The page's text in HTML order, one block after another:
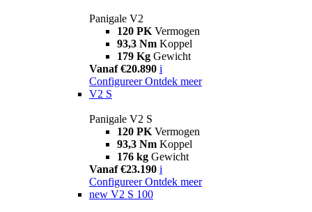
Panigale V2
120 PK Vermogen
93,3 Nm Koppel
179 Kg Gewicht
Vanaf €20.890 i
Configureer Ontdek meer
V2 S
Panigale V2 S
120 PK Vermogen
93,3 Nm Koppel
176 kg Gewicht
Vanaf €23.190 i
Configureer Ontdek meer
new V2 S 100